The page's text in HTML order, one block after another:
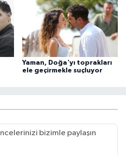
Yaman, Doğa'yı toprakları
ele geçirmekle suçluyor